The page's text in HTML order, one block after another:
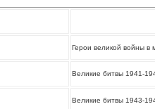
Герои великой войны в
Великие битвы 1941-
Великие битвы 1943-